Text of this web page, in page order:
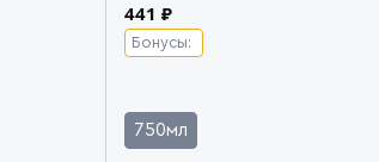
441 ₽
Бонусы:
750мл